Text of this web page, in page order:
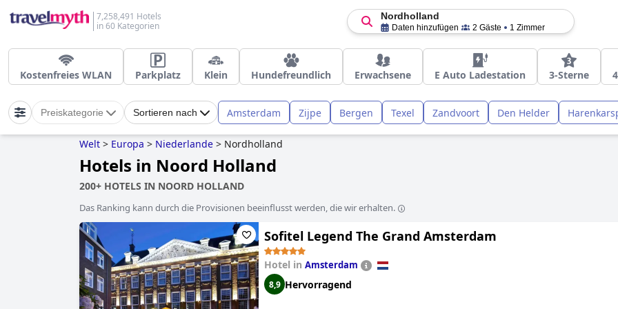
7,258,491 Hotels
in 60 Kategorien
Nordholland
Daten hinzufügen 2 Gäste 1 Zimmer
Kostenfreies WLAN Parkplatz Klein Hundefreundlich Erwachsene E Auto Ladestation 3-Sterne
Preiskategorie Sortieren nach Amsterdam Zijpe Bergen Texel Zandvoort Den Helder
Welt > Europa > Niederlande > Nordholland
Hotels in Noord Holland
200+ HOTELS IN NOORD HOLLAND
Das Ranking kann durch die Provisionen beeinflusst werden, die wir erhalten.
Sofitel Legend The Grand Amsterdam
Hotel in Amsterdam
8,9 Hervorragend